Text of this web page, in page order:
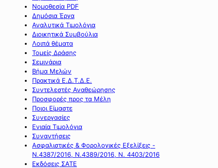
Νομοθεσία PDF
Δημόσια Έργα
Αναλυτικά Τιμολόγια
Διοικητικά Συμβούλια
Λοιπά θέματα
Τομείς Δράσης
Σεμινάρια
Βήμα Μελών
Πρακτικά Ε.Δ.Τ.Δ.Ε.
Συντελεστές Αναθεώρησης
Προσφορές προς τα Μέλη
Ποιοι Είμαστε
Συνεργασίες
Ενιαία Τιμολόγια
Συναντήσεις
Ασφαλιστικές & Φορολογικές Εξελίξεις -
Ν.4387/2016, Ν.4389/2016, Ν. 4403/2016
Εκδόσεις ΣΑΤΕ